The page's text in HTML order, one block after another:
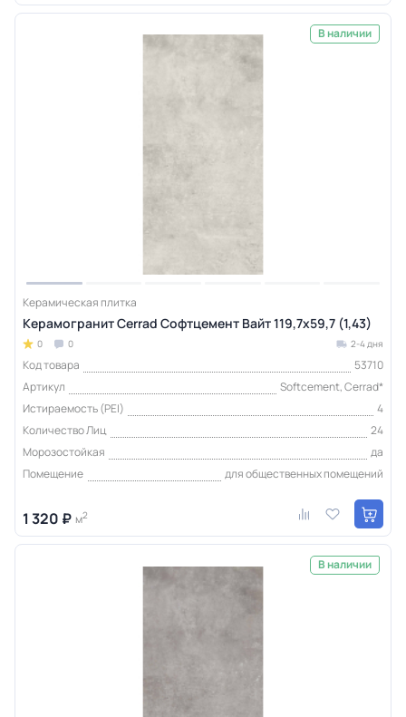
В наличии
Керамическая плитка
Керамогранит Cerrad Софтцемент Вайт 119,7x59,7 (1,43)
0 0 2-4 дня
Код товара
53710
Артикул
Softcement, Cerrad*
Истираемость (PEI)
4
Количество Лиц
24
Морозостойкая
да
Помещение
для общественных помещений
1 320 ₽ м2
В наличии